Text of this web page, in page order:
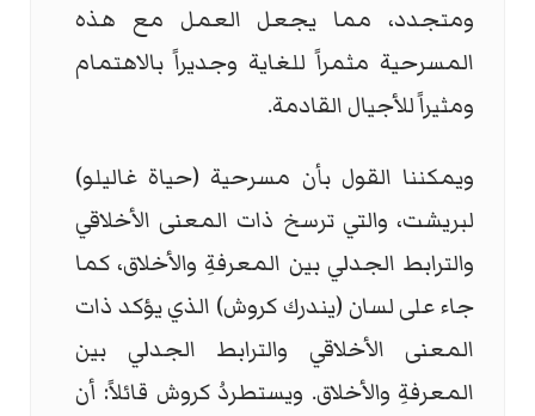
ومتجدد، مما يجعل العمل مع هذه
المسرحية مثمراً للغاية وجديراً بالاهتمام
ومثيراً للأجيال القادمة.
ويمكننا القول بأن مسرحية (حياة غاليلو)
لبريشت، والتي ترسخ ذات المعنى الأخلاقي
والترابط الجدلي بين المعرفةِ والأخلاق، كما
جاء على لسان (يندرك كروش) الذي يؤكد ذات
المعنى الأخلاقي والترابط الجدلي بين
المعرفةِ والأخلاق. ويستطردُ كروش قائلاً: أن